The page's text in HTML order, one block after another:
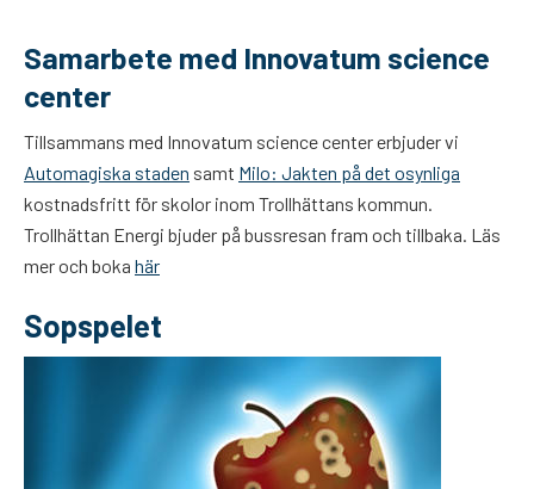
Samarbete med Innovatum science
center
Tillsammans med Innovatum science center erbjuder vi
Automagiska staden samt Milo: Jakten på det osynliga
kostnadsfritt för skolor inom Trollhättans kommun.
Trollhättan Energi bjuder på bussresan fram och tillbaka. Läs
mer och boka här
Sopspelet